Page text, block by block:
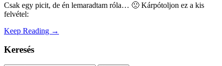
Csak egy picit, de én lemaradtam róla… 🙁 Kárpótoljon ez a kis
felvétel:
Keep Reading →
Keresés